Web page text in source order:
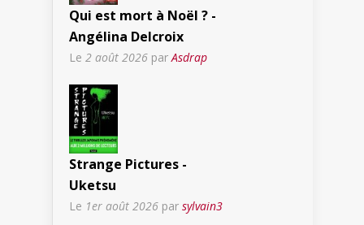
Qui est mort à Noël ? -
Angélina Delcroix
Le 2 août 2026 par Asdrap
Strange Pictures -
Uketsu
Le 1er août 2026 par sylvain3